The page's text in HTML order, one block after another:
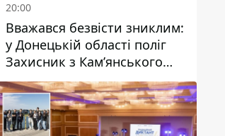
20:00
Вважався безвісти зниклим:
у Донецькій області поліг
Захисник з Кам’янського
Антон Красовський